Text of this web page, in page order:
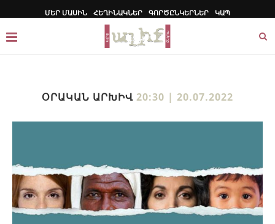
ՄԵՐ ՄԱՍԻՆ ՀԵՂԻՆԱԿՆԵՐ ԳՈՐԾԸՆԿԵՐՆԵՐ ԿԱՊ
ՕՐԱԿԱՆ ԱՐԽԻՎ 20:30 | 20.07.2022